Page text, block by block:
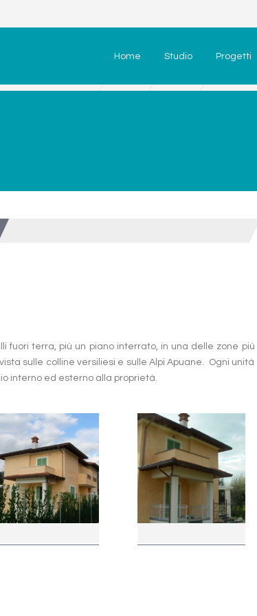
Home Studio Progetti
fuori terra, più un piano interrato, in una delle zone più
sulle colline versiliesi e sulle Alpi Apuane. Ogni unità
interno ed esterno alla proprietà.